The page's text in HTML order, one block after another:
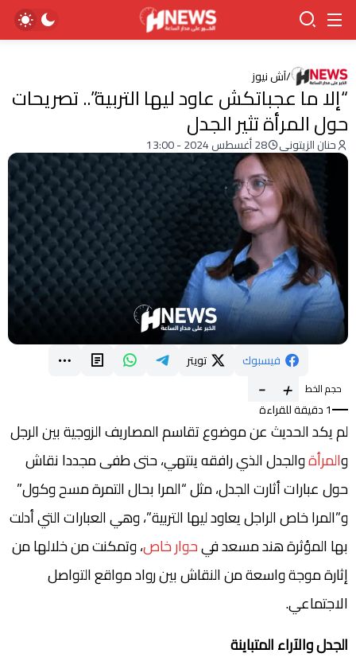
/آش نيوز
“إلا ما عجباتكش عاود ليها التربية”.. تصريحات
حول المرأة تثير الجدل
حنان الزيتوني 28 أغسطس 2024 - 13:00
فيسبوك تويتر
حجم الخط +
-
1 دقيقة للقراءة
لم يكد الحديث عن موضوع تقاسم المصاريف الزوجية بين الرجل
والمرأةوالجدل الذي رافقه ينتهي، حتى طفى مجددا نقاش
حول عبارات أثارت الجدل، مثل “المرا بحال التمرة مسح وكول”
و”المرا خاص الراجل يعاود ليها التربية”، وهي العبارات التي أدلت
بها المؤثرة هند مسعد فيحوار خاص، وتمكنت من خلالها من
إثارة موجة واسعة من النقاش بين رواد مواقع التواصل
الاجتماعي.
الجدل والآراء المتباينة